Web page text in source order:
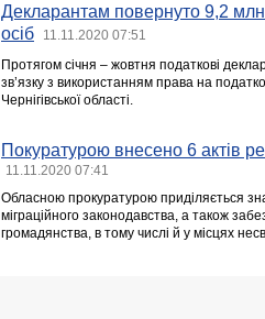
Декларантам повернуто 9,2
осіб
11.11.2020 07:51
Протягом січня – жовтня податкові
зв’язку з використанням права на
Чернігівської області.
Покуратурою внесено 6 актів
11.11.2020 07:41
Обласною прокуратурою приділяється
міграційного законодавства, а також
громадянства, в тому числі й у місцях